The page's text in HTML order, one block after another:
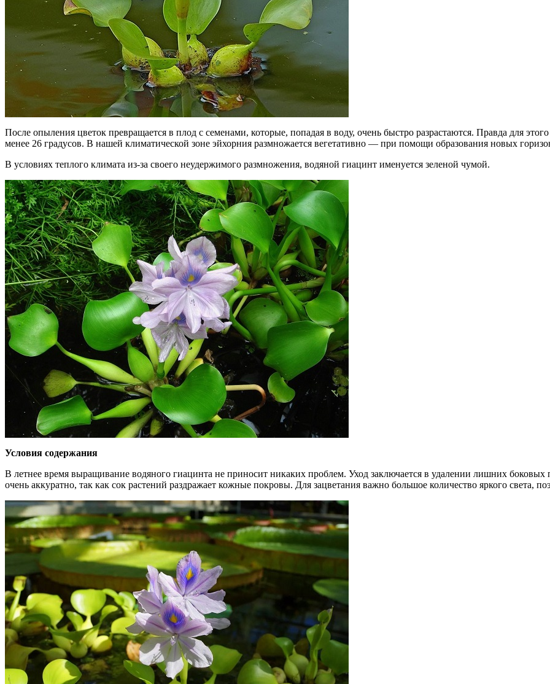
После опыления цветок превращается в плод с семенами, которые, попадая в воду, очень быстро разрастаются. Правда для
менее 26 градусов. В нашей климатической зоне эйхорния размножается вегетативно — при помощи образования новых
В условиях теплого климата из-за своего неудержимого размножения, водяной гиацинт именуется зеленой чумой.
Условия содержания
В летнее время выращивание водяного гиацинта не приносит никаких проблем. Уход заключается в удалении лишних боковых
очень аккуратно, так как сок растений раздражает кожные покровы. Для зацветания важно большое количество яркого света,